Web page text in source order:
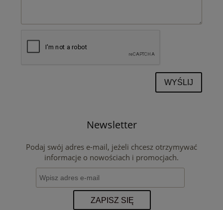
WYŚLIJ
Newsletter
Podaj swój adres e-mail, jeżeli chcesz otrzymywać
informacje o nowościach i promocjach.
ZAPISZ SIĘ